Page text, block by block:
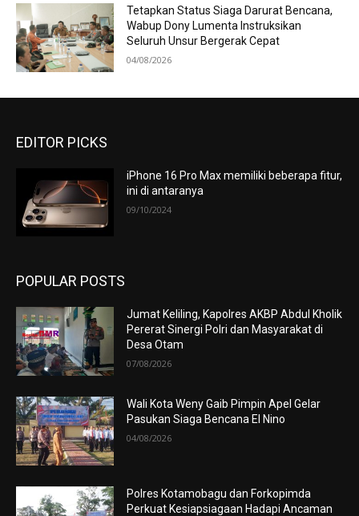
Tetapkan Status Siaga Darurat Bencana,
Wabup Dony Lumenta Instruksikan
Seluruh Unsur Bergerak Cepat
04/08/2026
EDITOR PICKS
iPhone 16 Pro Max memiliki beberapa fitur,
ini di antaranya
09/10/2024
POPULAR POSTS
Jumat Keliling, Kapolres AKBP Abdul Kholik
Pererat Sinergi Polri dan Masyarakat di
Desa Otam
07/08/2026
Wali Kota Weny Gaib Pimpin Apel Gelar
Pasukan Siaga Bencana El Nino
04/08/2026
Polres Kotamobagu dan Forkopimda
Perkuat Kesiapsiagaan Hadapi Ancaman